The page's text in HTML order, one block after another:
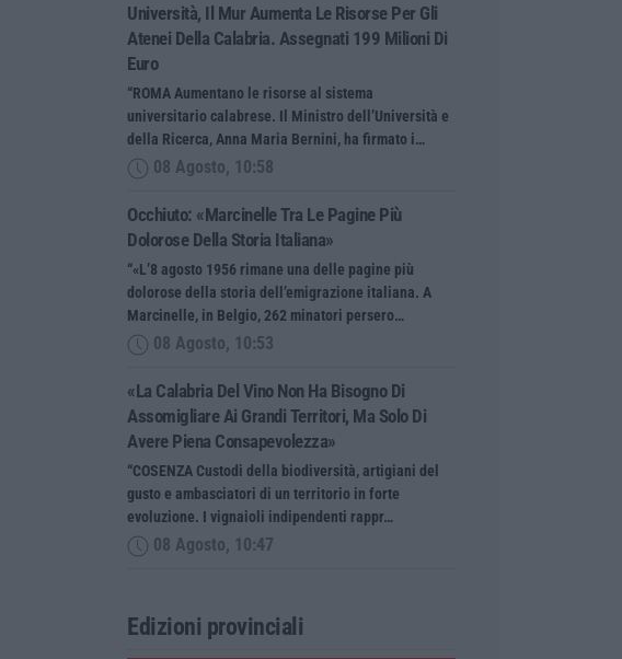
Università, Il Mur Aumenta Le Risorse Per Gli
Atenei Della Calabria. Assegnati 199 Milioni Di
Euro
“ROMA Aumentano le risorse al sistema
universitario calabrese. Il Ministro dell’Università e
della Ricerca, Anna Maria Bernini, ha firmato i…
08 Agosto, 10:58
Occhiuto: «Marcinelle Tra Le Pagine Più
Dolorose Della Storia Italiana»
“«L’8 agosto 1956 rimane una delle pagine più
dolorose della storia dell’emigrazione italiana. A
Marcinelle, in Belgio, 262 minatori persero…
08 Agosto, 10:53
«La Calabria Del Vino Non Ha Bisogno Di
Assomigliare Ai Grandi Territori, Ma Solo Di
Avere Piena Consapevolezza»
“COSENZA Custodi della biodiversità, artigiani del
gusto e ambasciatori di un territorio in forte
evoluzione. I vignaioli indipendenti rappr…
08 Agosto, 10:47
Edizioni provinciali